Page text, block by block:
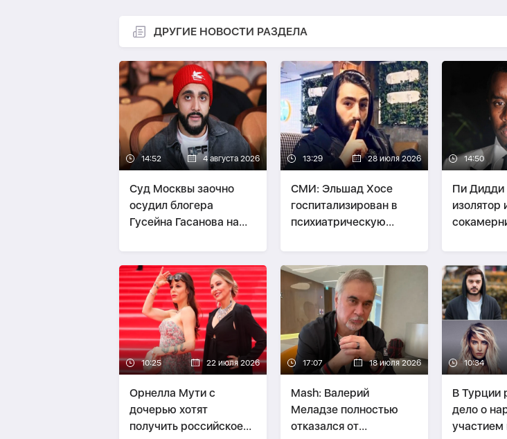
ДРУГИЕ НОВОСТИ РАЗДЕЛА
14:52 4 августа 2026
Суд Москвы заочно
осудил блогера
Гусейна Гасанова на
13:29 28 июля 2026
СМИ: Эльшад Хосе
госпитализирован в
психиатрическую
14:50
Пи Дидди
изолятор
10:25 22 июля 2026
Орнелла Мути с
дочерью хотят
получить российское
17:07 18 июля 2026
Mash: Валерий
Меладзе полностью
отказался от
10:34
В Турции
дело о
участием